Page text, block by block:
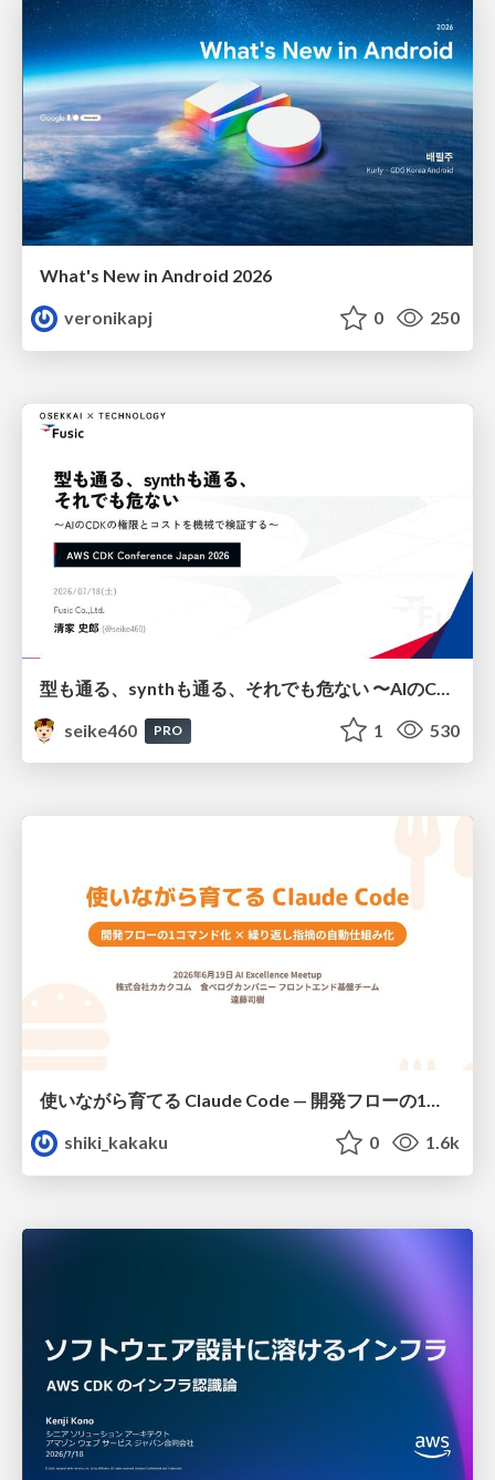
What's New in Android 2026
veronikapj
0 250
seike460
PRO 1 530
使いながら育てる Claude Code — 開発フローの1コマンド化 × 繰り返し指摘の自動仕組み化
shiki_kakaku
0 1.6k